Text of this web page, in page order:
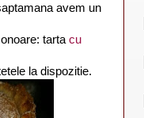
avem un
tarta cu
la dispozitie.